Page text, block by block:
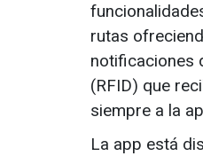
rutas
notificaciones
(RFID) que
siempre a la
La app está